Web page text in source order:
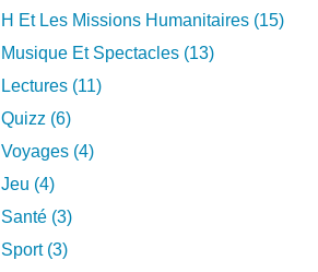
H Et Les Missions Humanitaires (15)
Musique Et Spectacles (13)
Lectures (11)
Quizz (6)
Voyages (4)
Jeu (4)
Santé (3)
Sport (3)